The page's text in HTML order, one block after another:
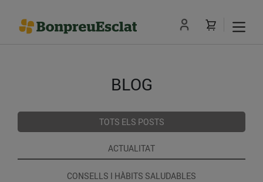
BLOG
TOTS ELS POSTS
ACTUALITAT
CONSELLS I HÀBITS SALUDABLES